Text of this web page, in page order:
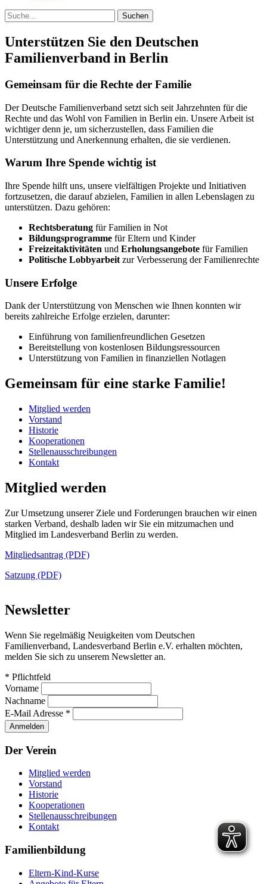
Suche
Unterstützen Sie den Deutschen
Familienverband in Berlin
Gemeinsam für die Rechte der Familie
Der Deutsche Familienverband setzt sich seit Jahrzehnten für die
Rechte und das Wohl von Familien in Berlin ein. Unsere Arbeit ist
wichtiger denn je, um sicherzustellen, dass Familien die
Unterstützung und Anerkennung erhalten, die sie verdienen.
Warum Ihre Spende wichtig ist
Ihre Spende hilft uns, unsere vielfältigen Projekte und Initiativen
fortzusetzen, die darauf abzielen, Familien in allen Lebenslagen zu
unterstützen. Dazu gehören:
Rechtsberatung für Familien in Not
Bildungsprogramme für Eltern und Kinder
Freizeitaktivitäten und Erholungsangebote für Familien
Politische Lobbyarbeit zur Verbesserung der Familienrechte
Unsere Erfolge
Dank der Unterstützung von Menschen wie Ihnen konnten wir
bereits zahlreiche Erfolge erzielen, darunter:
Einführung von familienfreundlichen Gesetzen
Bereitstellung von kostenlosen Bildungsressourcen
Unterstützung von Familien in finanziellen Notlagen
Gemeinsam für eine starke Familie!
Mitglied werden
Vorstand
Historie
Kooperationen
Stellenausschreibungen
Kontakt
Mitglied werden
Zur Umsetzung unserer Ziele und Forderungen brauchen wir einen
starken Verband, deshalb laden wir Sie ein mitzumachen und
Mitglied im Landesverband Berlin zu werden.
Mitgliedsantrag (PDF)
Satzung (PDF)
Newsletter
Wenn Sie regelmäßig Neuigkeiten vom Deutschen
Familienverband, Landesverband Berlin e.V. erhalten möchten,
melden Sie sich zu unserem Newsletter an.
* Pflichtfeld
Vorname
Nachname
E-Mail Adresse *
Der Verein
Mitglied werden
Vorstand
Historie
Kooperationen
Stellenausschreibungen
Kontakt
Familienbildung
Eltern-Kind-Kurse